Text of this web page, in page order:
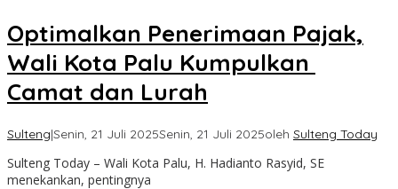
Optimalkan Penerimaan Pajak,
Wali Kota Palu Kumpulkan
Camat dan Lurah
Sulteng|Senin, 21 Juli 2025Senin, 21 Juli 2025oleh Sulteng Today
Sulteng Today – Wali Kota Palu, H. Hadianto Rasyid, SE
menekankan, pentingnya